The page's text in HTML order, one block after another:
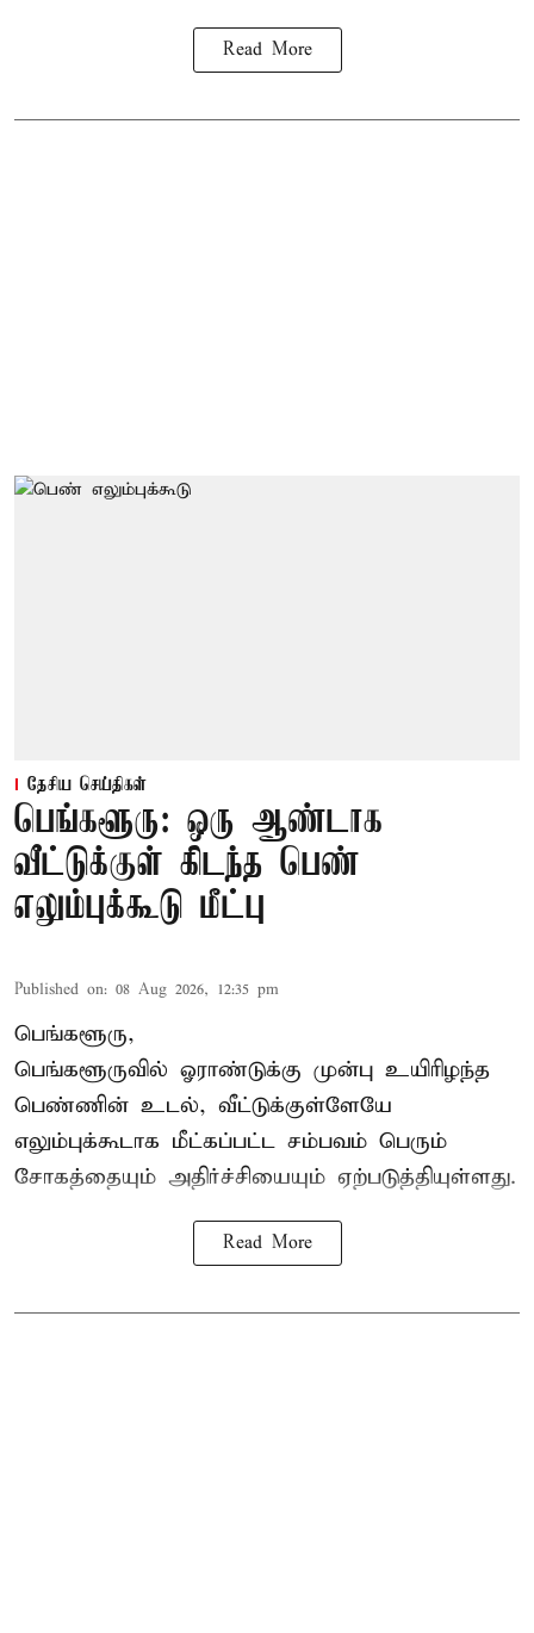
Read More
தேசிய செய்திகள்
பெங்களூரு: ஒரு ஆண்டாக
வீட்டுக்குள் கிடந்த பெண்
எலும்புக்கூடு மீட்பு
Published on: 08 Aug 2026, 12:35 pm
பெங்களூரு,
பெங்களூருவில் ஓராண்டுக்கு முன்பு உயிரிழந்த
பெண்ணின் உடல், வீட்டுக்குள்ளேயே
எலும்புக்கூடாக மீட்கப்பட்ட சம்பவம் பெரும்
சோகத்தையும் அதிர்ச்சியையும் ஏற்படுத்தியுள்ளது.
Read More